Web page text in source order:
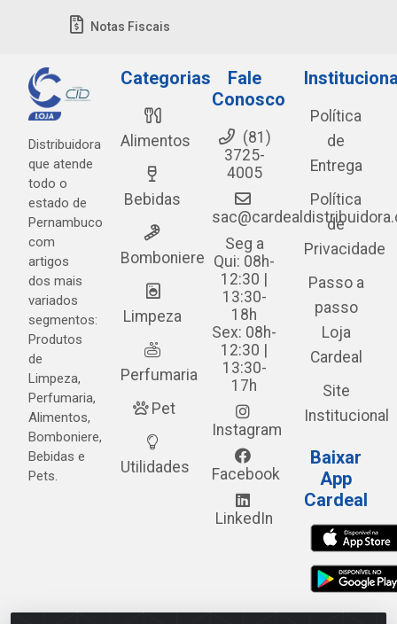
Notas Fiscais
Distribuidora
que atende
todo o
estado de
Pernambuco
com
artigos
dos mais
variados
segmentos:
Produtos
de
Limpeza,
Perfumaria,
Alimentos,
Bomboniere,
Bebidas e
Pets.
Categorias
Alimentos
Bebidas
Bomboniere
Limpeza
Perfumaria
Pet
Utilidades
Fale
Conosco
(81)
3725-
4005
Seg a
Qui: 08h-
12:30 |
13:30-
18h
Sex: 08h-
12:30 |
13:30-
17h
Instagram
Facebook
LinkedIn
Política
de
Entrega
Política
de
Privacidade
Passo a
passo
Loja
Cardeal
Site
Institucional
Baixar
App
Cardeal